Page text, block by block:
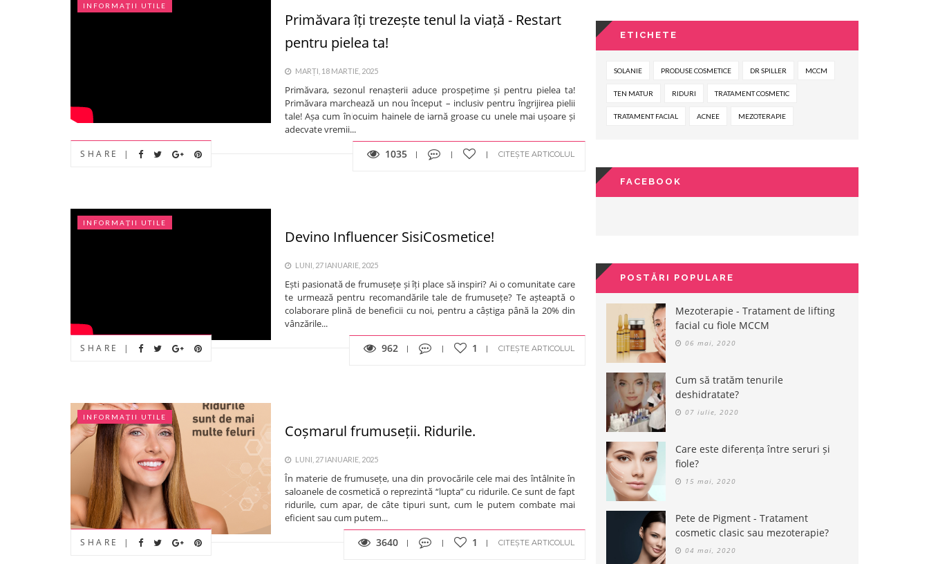
INFORMAȚII UTILE
Primăvara îți trezește tenul la viață - Restart
pentru pielea ta!
MARȚI, 18 MARTIE, 2025
Primăvara, sezonul renașterii aduce prospețime și pentru pielea ta!
Primăvara marchează un nou început – inclusiv pentru îngrijirea pielii
tale! Așa cum înlocuim hainele de iarnă groase cu unele mai ușoare și
adecvate vremii...
CITEȘTE ARTICOLUL
1035
SHARE |
INFORMAȚII UTILE
Devino Influencer SisiCosmetice!
LUNI, 27 IANUARIE, 2025
Ești pasionată de frumusețe și îți place să inspiri? Ai o comunitate care
te urmează pentru recomandările tale de frumusețe? Te așteaptă o
colaborare plină de beneficii cu noi, pentru a câștiga până la 20% din
vânzările...
CITEȘTE ARTICOLUL
962 1
SHARE |
INFORMAȚII UTILE
Coșmarul frumuseții. Ridurile.
LUNI, 27 IANUARIE, 2025
În materie de frumusețe, una din provocările cele mai des întâlnite în
saloanele de cosmetică o reprezintă “lupta” cu ridurile. Ce sunt de fapt
ridurile, cum apar, de câte tipuri sunt, cum le putem combate mai
eficient sau cum putem...
CITEȘTE ARTICOLUL
3640 1
SHARE |
ETICHETE
SOLANIE PRODUSE COSMETICE DR SPILLER MCCM
TEN MATUR RIDURI TRATAMENT COSMETIC
TRATAMENT FACIAL ACNEE MEZOTERAPIE
FACEBOOK
POSTĂRI POPULARE
Mezoterapie - Tratament de lifting
facial cu fiole MCCM
06 mai, 2020
Cum să tratăm tenurile
deshidratate?
07 iulie, 2020
Care este diferența între seruri și
fiole?
15 mai, 2020
Pete de Pigment - Tratament
cosmetic clasic sau mezoterapie?
04 mai, 2020